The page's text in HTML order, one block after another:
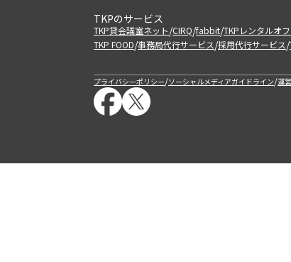
TKPのサービス
TKP貸会議室ネット/CIRQ/fabbit/TKPレンタルオ
TKP FOOD/事務局代行サービス/採用代行サービス/
プライバシーポリシー/ソーシャルメディアガイドライン/運